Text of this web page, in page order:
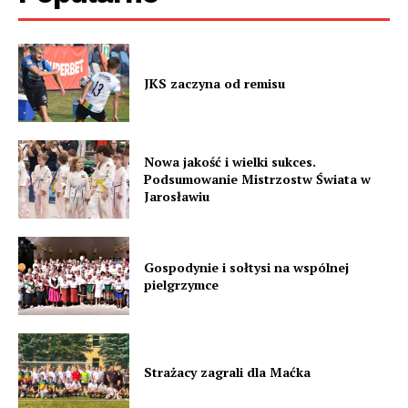
JKS zaczyna od remisu
Nowa jakość i wielki sukces.
Podsumowanie Mistrzostw Świata w
Jarosławiu
Gospodynie i sołtysi na wspólnej
pielgrzymce
Strażacy zagrali dla Maćka